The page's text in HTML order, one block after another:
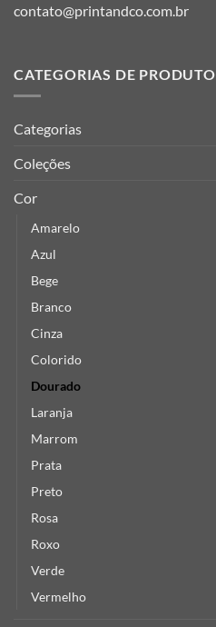
contato@printandco.com.br
CATEGORIAS DE PRODUTO
Categorias
Coleções
Cor
Amarelo
Azul
Bege
Branco
Cinza
Colorido
Dourado
Laranja
Marrom
Prata
Preto
Rosa
Roxo
Verde
Vermelho